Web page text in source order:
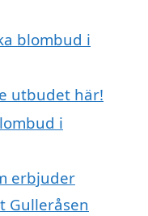
blombud i
utbudet här!
i
erbjuder
Gulleråsen